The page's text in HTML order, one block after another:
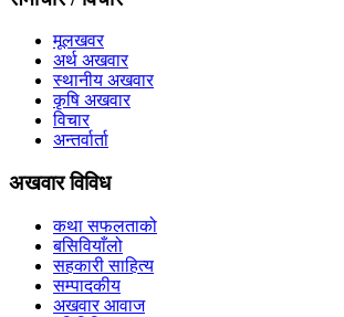
मूलखवर
अर्थ अखवार
स्थानीय अखवार
कृषि अखवार
विचार
अन्तर्वार्ता
अखवार विविध
कथा सफलताको
बसिवियाँलो
सहकारी साहित्य
सम्पादकीय
अखवार आवाज